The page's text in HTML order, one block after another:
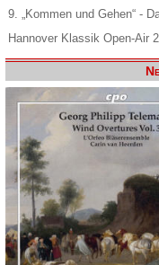
9. „Kommen und Gehen“ -
Hannover Klassik Open-Air